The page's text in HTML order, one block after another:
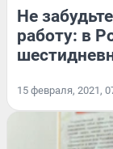
Не
работу: в
15 февраля, 2021,